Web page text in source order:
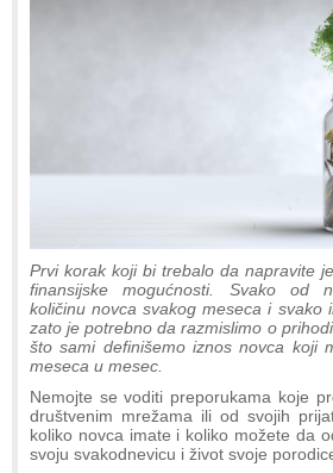
Prvi korak koji bi trebalo da napravite
finansijske mogućnosti. Svako od
količinu novca svakog meseca i svako
zato je potrebno da razmislimo o
što sami definišemo iznos novca koji
meseca u mesec.
Nemojte se voditi preporukama koje
društvenim mrežama ili od svojih
koliko novca imate i koliko možete da
svoju svakodnevicu i život svoje